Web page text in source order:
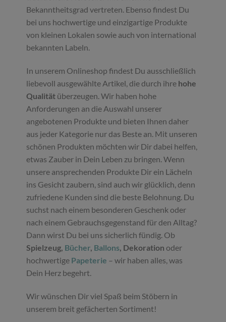
Bekanntheitsgrad vertreten. Ebenso findest Du
bei uns hochwertige und einzigartige Produkte
von kleinen Lokalen sowie auch von international
bekannten Labeln.
In unserem Onlineshop findest Du ausschließlich
liebevoll ausgewählte Artikel, die durch ihre hohe
Qualität überzeugen. Wir haben hohe
Anforderungen an die Auswahl unserer
angebotenen Produkte und bieten Ihnen daher
aus jeder Kategorie nur das Beste an. Mit unseren
schönen Produkten möchten wir Dir dabei helfen,
etwas Zauber in Dein Leben zu bringen. Wenn
unsere ansprechenden Produkte Dir ein Lächeln
ins Gesicht zaubern, sind auch wir glücklich, denn
zufriedene Kunden sind die beste Belohnung. Du
suchst nach einem besonderen Geschenk oder
nach einem Gebrauchsgegenstand für den Alltag?
Dann wirst Du bei uns sicherlich fündig. Ob
Spielzeug, Bücher, Ballons, Dekoration oder
hochwertige Papeterie – wir haben alles, was
Dein Herz begehrt.
Wir wünschen Dir viel Spaß beim Stöbern in
unserem breit gefächerten Sortiment!